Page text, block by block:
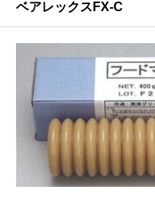
ベアレックスFX-C